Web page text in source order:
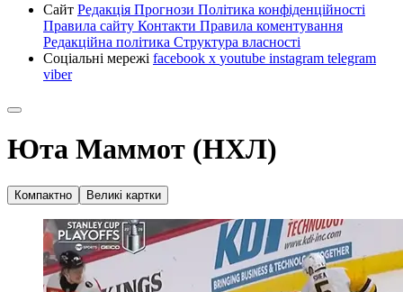
Сайт Редакція Прогнози Політика конфіденційності
Правила сайту Контакти Правила коментування
Редакційна політика Структура власності
Соціальні мережі facebook x youtube instagram telegram
viber
Юта Маммот (НХЛ)
Компактно Великі картки